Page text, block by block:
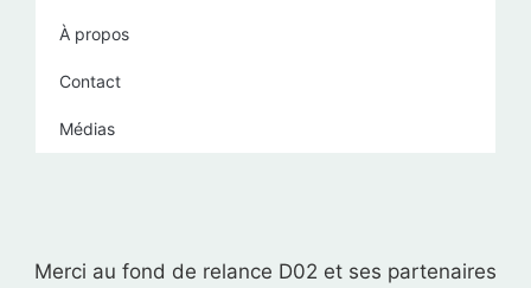
À propos
Contact
Médias
Merci au fond de relance D02 et ses partenaires